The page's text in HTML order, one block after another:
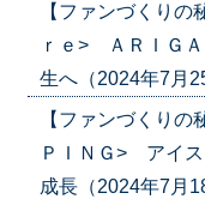
【ファンづくり
ｒｅ> ＡＲＩＧＡ
生へ（2024年7月
【ファンづくり
ＰＩＮＧ> アイス
成長（2024年7月